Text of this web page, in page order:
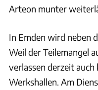
Arteon munter
In Emden wird neben
Weil der Teilemangel
verlassen derzeit
Werkshallen. Am